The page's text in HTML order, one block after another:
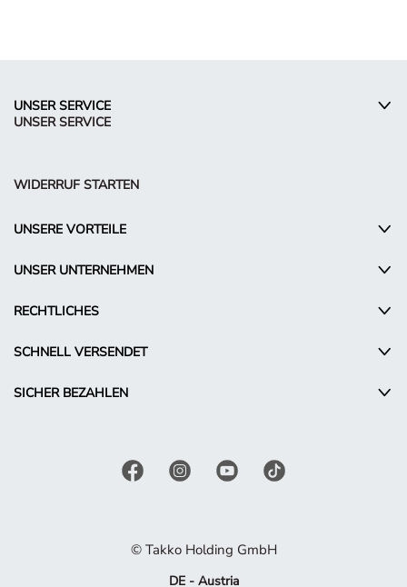
UNSER SERVICE
UNSER SERVICE
WIDERRUF STARTEN
UNSERE VORTEILE
UNSER UNTERNEHMEN
RECHTLICHES
SCHNELL VERSENDET
SICHER BEZAHLEN
© Takko Holding GmbH
DE - Austria